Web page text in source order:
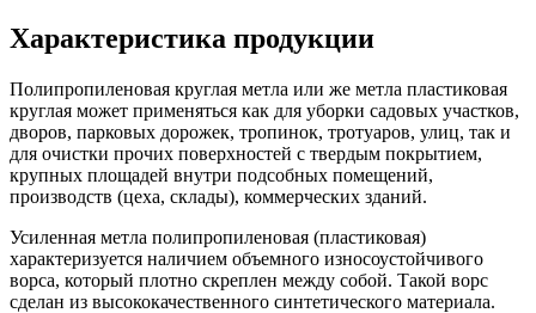
Характеристика продукции
Полипропиленовая круглая метла или же метла пластиковая
круглая может применяться как для уборки садовых участков,
дворов, парковых дорожек, тропинок, тротуаров, улиц, так и
для очистки прочих поверхностей с твердым покрытием,
крупных площадей внутри подсобных помещений,
производств (цеха, склады), коммерческих зданий.
Усиленная метла полипропиленовая (пластиковая)
характеризуется наличием объемного износоустойчивого
ворса, который плотно скреплен между собой. Такой ворс
сделан из высококачественного синтетического материала.